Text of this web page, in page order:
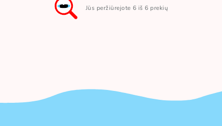
Jūs peržiūrejote 6 iš 6 prekių